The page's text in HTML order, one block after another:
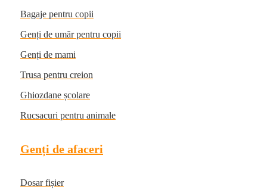
Bagaje pentru copii
Genți de umăr pentru copii
Genți de mami
Trusa pentru creion
Ghiozdane școlare
Rucsacuri pentru animale
Genți de afaceri
Dosar fișier